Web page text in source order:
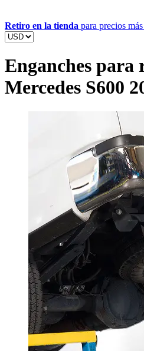
Retiro en la tienda para precios
Enganches para
Mercedes S600